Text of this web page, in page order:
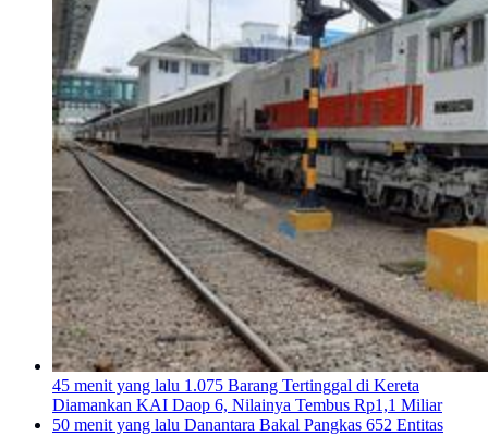
45 menit yang lalu 1.075 Barang Tertinggal di Kereta
Diamankan KAI Daop 6, Nilainya Tembus Rp1,1 Miliar
50 menit yang lalu Danantara Bakal Pangkas 652 Entitas